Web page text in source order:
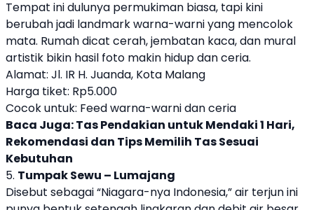
Tempat ini dulunya permukiman biasa, tapi kini
berubah jadi landmark warna-warni yang mencolok
mata. Rumah dicat cerah, jembatan kaca, dan mural
artistik bikin hasil foto makin hidup dan ceria.
Alamat: Jl. IR H. Juanda, Kota Malang
Harga tiket: Rp5.000
Cocok untuk: Feed warna-warni dan ceria
Baca Juga:Tas Pendakian untuk Mendaki 1 Hari,
Rekomendasi dan Tips Memilih Tas Sesuai
Kebutuhan
5. Tumpak Sewu – Lumajang
Disebut sebagai “Niagara-nya Indonesia,” air terjun ini